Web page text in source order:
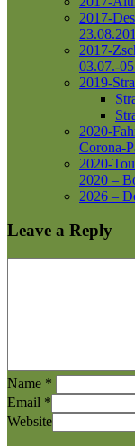
2017-
2017-
03.07.-
2019-
2020-
Corona-
2020-
2020 –
2026 –
Leave a Reply
Name *
Email *
Website